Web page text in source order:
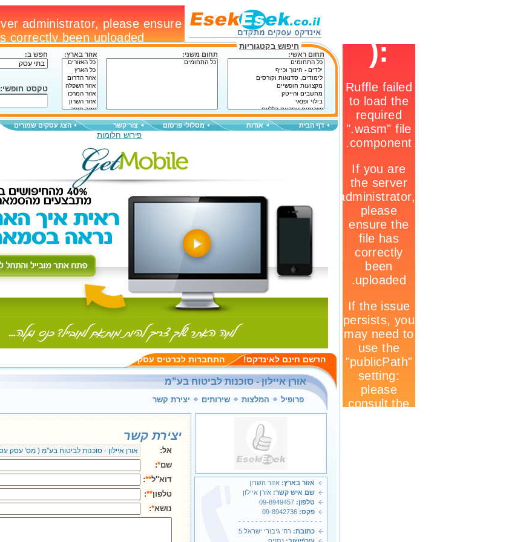
חיפוש בקטגוריות
תחום ראשי: תחום משני: אזור בארץ: חפש ב:
טקסט חופשי:
דף הבית אודות מסלולי פרסום צור קשר הצג עסקים שמורים
פירוש חלומות
הרשם חינם לאינדקס! התחברות לכרטיס עסק
אורן איילון - סוכנות לביטוח בע"מ
פרופיל המלצות שירותים יצירת קשר
אזור בארץ: אזור השרון
שם איש קשר: אורן איילון
טלפון:
פקס:
- - - - - - - - - - - - - - - - - - - -
כתובת: רח' גיבורי ישראל 5
יצירת קשר
אל:
שם*
:
דוא''ל**
:
טלפון**
:
נושא*
: